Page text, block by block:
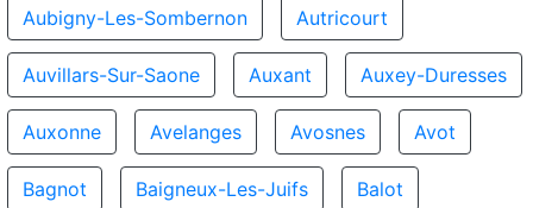
Aubigny-Les-Sombernon Autricourt
Auvillars-Sur-Saone Auxant Auxey-Duresses
Auxonne Avelanges Avosnes Avot
Bagnot Baigneux-Les-Juifs Balot